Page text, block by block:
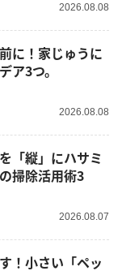
2026.08.08
に！家じゅうに
ア3つ。
2026.08.08
「縦」にハサミ
掃除活用術3
2026.08.07
！小さい「ペッ